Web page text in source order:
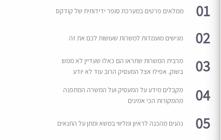
01 ממלאים פרטים במערכת סופר ידידותית של קודקס
02 מגישים מועמדות למשרות שעושות לכם את זה
03
מרבית המשרות שתראו הם כאלו שעדיין לא ממש
בשוק. אפילו אצל המעסיק הרוב עוד לא יודע
04
מקבלים מידע על המעסיק ועל המשרה המתפנה
מהמקורות הכי אמינים
05 נהנים מהכנה לראיון ומליווי במשא ומתן על התנאים